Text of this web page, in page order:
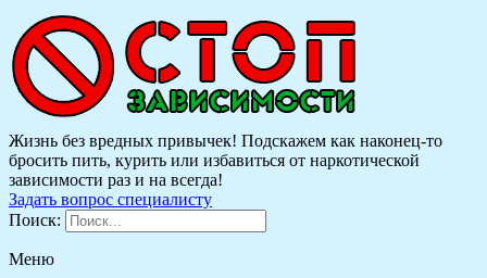
Жизнь без вредных привычек! Подскажем как наконец-то
бросить пить, курить или избавиться от наркотической
зависимости раз и на всегда!
Задать вопрос специалисту
Поиск:
Меню